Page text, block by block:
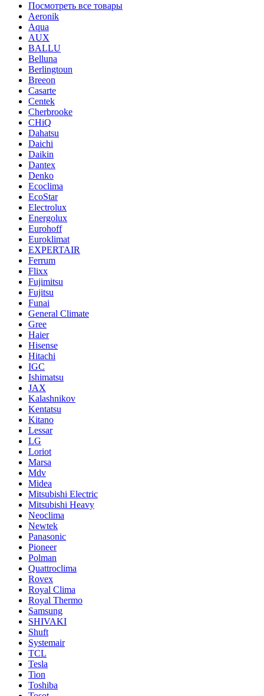
Посмотреть все товары
Aeronik
Aqua
AUX
BALLU
Belluna
Berlingtoun
Breeon
Casarte
Centek
Cherbrooke
CHiQ
Dahatsu
Daichi
Daikin
Dantex
Denko
Ecoclima
EcoStar
Electrolux
Energolux
Eurohoff
Euroklimat
EXPERTAIR
Ferrum
Flixx
Fujimitsu
Fujitsu
Funai
General Climate
Gree
Haier
Hisense
Hitachi
IGC
Ishimatsu
JAX
Kalashnikov
Kentatsu
Kitano
Lessar
LG
Loriot
Marsa
Mdv
Midea
Mitsubishi Electric
Mitsubishi Heavy
Neoclima
Newtek
Panasonic
Pioneer
Polman
Quattroclima
Rovex
Royal Clima
Royal Thermo
Samsung
SHIVAKI
Shuft
Systemair
TCL
Tesla
Tion
Toshiba